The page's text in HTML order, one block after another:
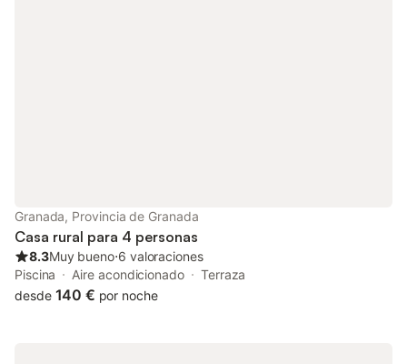
Granada, Provincia de Granada
Casa rural para 4 personas
8.3Muy bueno⋅6 valoraciones
Piscina
Aire acondicionado
Terraza
desde 140 € por noche